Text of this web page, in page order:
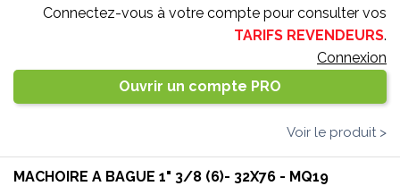
Connectez-vous à votre compte pour consulter vos
TARIFS REVENDEURS.
Connexion
Ouvrir un compte PRO
Voir le produit >
MACHOIRE A BAGUE 1" 3/8 (6)- 32X76 - MQ19